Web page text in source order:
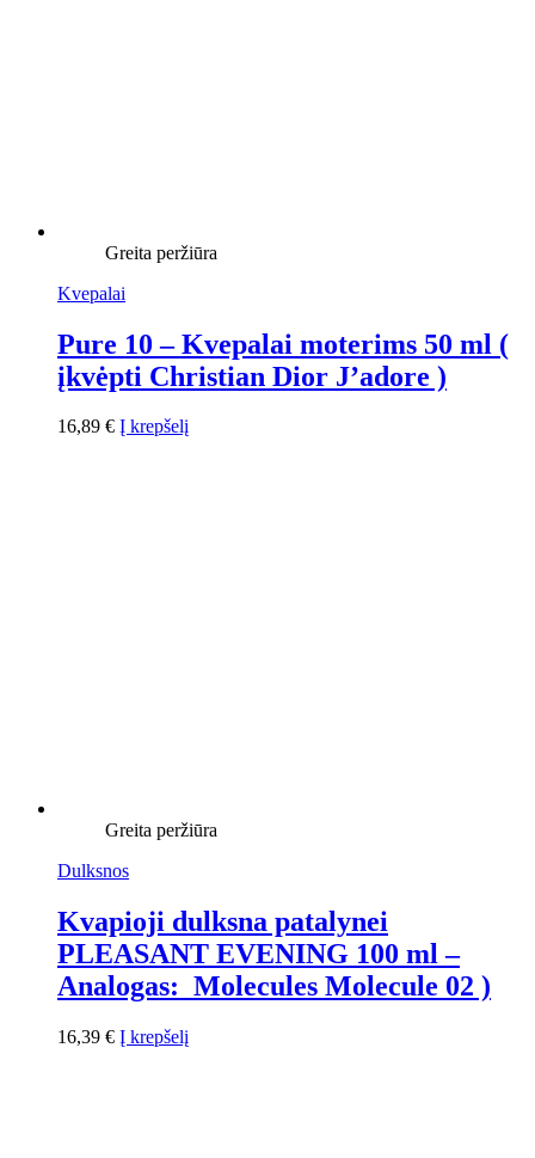
Greita peržiūra
Kvepalai
Pure 10 – Kvepalai moterims 50 ml (
įkvėpti Christian Dior J’adore )
16,89 € Į krepšelį
Greita peržiūra
Dulksnos
Kvapioji dulksna patalynei
PLEASANT EVENING 100 ml –
Analogas: Molecules Molecule 02 )
16,39 € Į krepšelį